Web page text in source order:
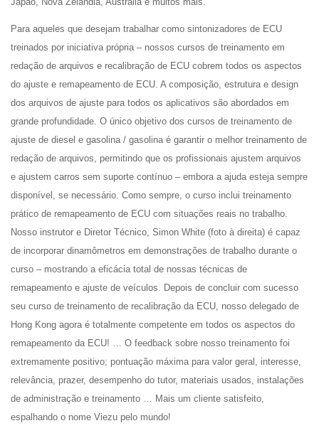
Para aqueles que desejam trabalhar como sintonizadores de ECU
treinados por iniciativa própria – nossos cursos de treinamento em
redação de arquivos e recalibração de ECU cobrem todos os aspectos
do ajuste e remapeamento de ECU. A composição, estrutura e design
dos arquivos de ajuste para todos os aplicativos são abordados em
grande profundidade. O único objetivo dos cursos de treinamento de
ajuste de diesel e gasolina / gasolina é garantir o melhor treinamento de
redação de arquivos, permitindo que os profissionais ajustem arquivos
e ajustem carros sem suporte contínuo – embora a ajuda esteja sempre
disponível, se necessário. Como sempre, o curso inclui treinamento
prático de remapeamento de ECU com situações reais no trabalho.
Nosso instrutor e Diretor Técnico, Simon White (foto à direita) é capaz
de incorporar dinamômetros em demonstrações de trabalho durante o
curso – mostrando a eficácia total de nossas técnicas de
remapeamento e ajuste de veículos. Depois de concluir com sucesso
seu curso de treinamento de recalibração da ECU, nosso delegado de
Hong Kong agora é totalmente competente em todos os aspectos do
remapeamento da ECU! … O feedback sobre nosso treinamento foi
extremamente positivo; pontuação máxima para valor geral, interesse,
relevância, prazer, desempenho do tutor, materiais usados, instalações
de administração e treinamento … Mais um cliente satisfeito,
espalhando o nome Viezu pelo mundo!